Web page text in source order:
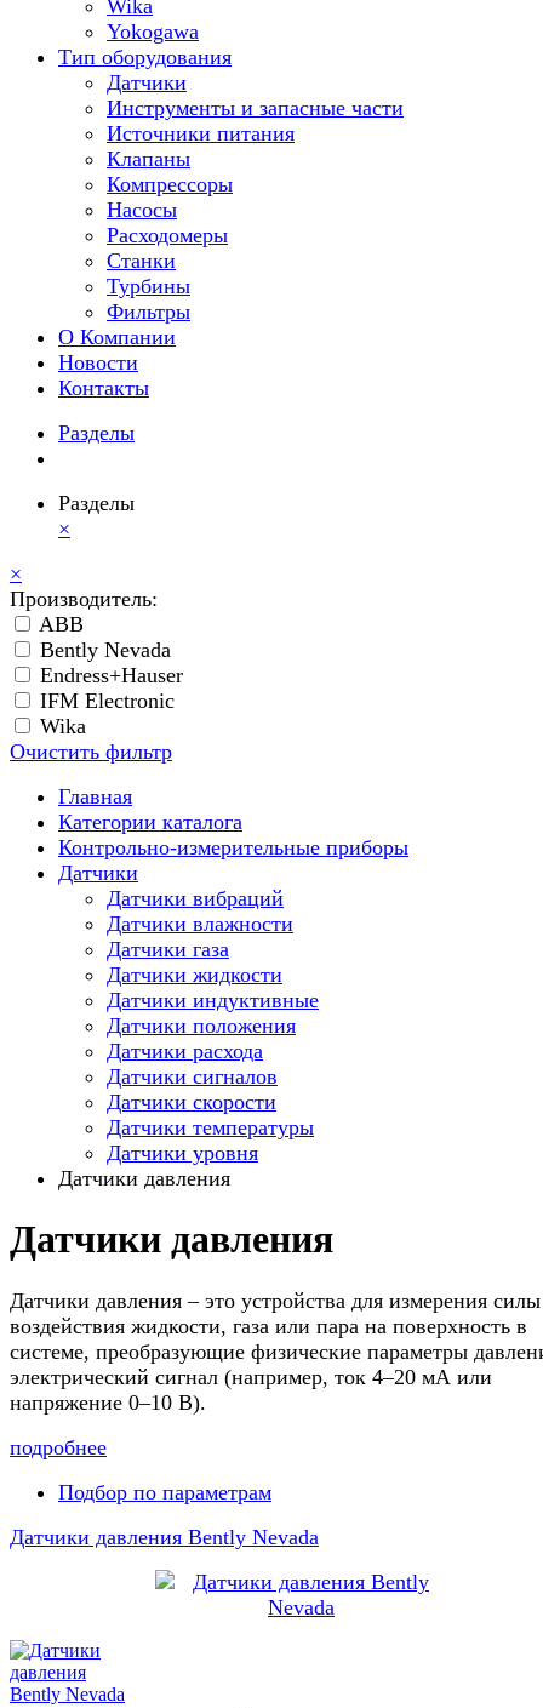
Wika
Yokogawa
Тип оборудования
Датчики
Инструменты и запасные части
Источники питания
Клапаны
Компрессоры
Насосы
Расходомеры
Станки
Турбины
Фильтры
О Компании
Новости
Контакты
Разделы
Разделы
×
×
Производитель:
ABB
Bently Nevada
Endress+Hauser
IFM Electronic
Wika
Очистить фильтр
Главная
Категории каталога
Контрольно-измерительные приборы
Датчики
Датчики вибраций
Датчики влажности
Датчики газа
Датчики жидкости
Датчики индуктивные
Датчики положения
Датчики расхода
Датчики сигналов
Датчики скорости
Датчики температуры
Датчики уровня
Датчики давления
Датчики давления
Датчики давления – это устройства для измерения силы
воздействия жидкости, газа или пара на поверхность в
системе, преобразующие физические параметры
электрический сигнал (например, ток 4–20 мА или
напряжение 0–10 В).
подробнее
Подбор по параметрам
Датчики давления Bently Nevada